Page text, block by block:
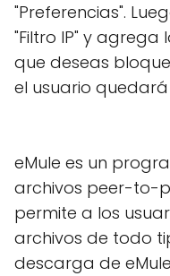
"Preferencias".
"Filtro IP" y agrega
que deseas
el usuario
eMule es un
archivos peer-to-
permite a los
archivos de todo
descarga de